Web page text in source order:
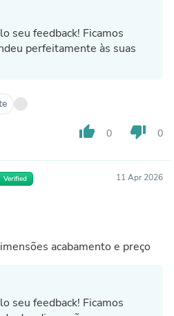
seu feedback! Ficamos
perfeitamente às suas
thumb_up 0 thumb_down 0
Verified 11 Apr 2026
acabamento e preço
seu feedback! Ficamos